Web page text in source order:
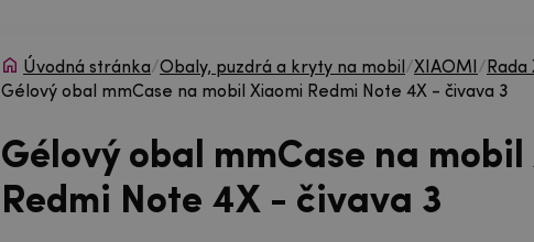
Úvodná stránka/Obaly, puzdrá a kryty na mobil /XIAOMI /
Gélový obal mmCase na mobil Xiaomi Redmi Note 4X - čivava 3
Gélový obal mmCase na
Redmi Note 4X - čivava 3